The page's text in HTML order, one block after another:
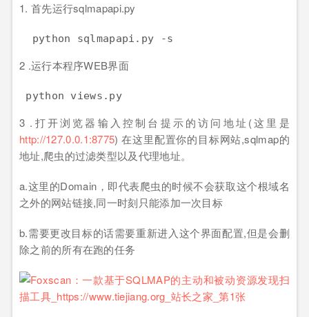
1. 首先运行sqlmapapi.py
python sqlmapapi .py -s
2 .运行本程序WEB界面
python views .py
3 .打开浏览器输入控制台提示的访问地址(这里是
http://127.0.0.1:8775) 在这里配置你的目标网站,sqlmap的
地址,爬虫的过滤类型以及代理地址。
a.这里的Domain，即代表爬虫的时候不会获取这个根域名
之外的网站链接,同一时刻只能添加一次目标
b.需要更改目标的话需要重新进入这个界面配置,但是会删
除之前的所有在跑的任务